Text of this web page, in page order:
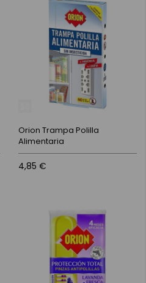
Orion Trampa Polilla
Alimentaria
4,85 €